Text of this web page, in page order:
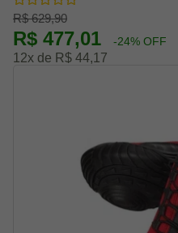
R$ 629,90
R$ 477,01 -24% OFF
12x de R$ 44,17